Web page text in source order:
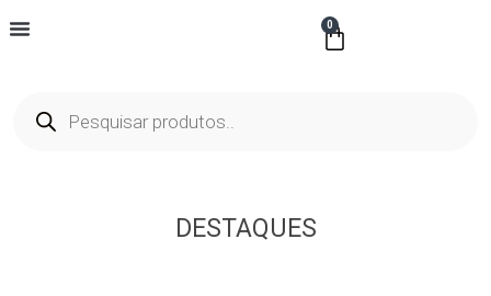
0
DESTAQUES